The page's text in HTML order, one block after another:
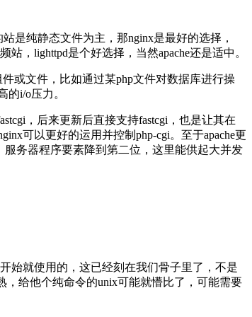
是纯静态文件为主，那nginx是最好的选择，
，lighttpd是个好选择，当然apache还是适中。
或文件，比如通过某php文件对数据库进行操
的i/o压力。
，后来更新后直接支持fastcgi，也是让其在
可以更好的运用并控制php-cgi。至于apache更
服务器程序要素降到第二位，这里能供起大并发
始就使用的，这已经刻在我们骨子里了，不是
给他个纯命令的unix可能就懵比了，可能需要